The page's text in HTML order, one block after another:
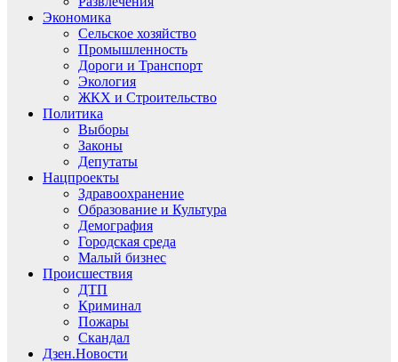
Экономика
Сельское хозяйство
Промышленность
Дороги и Транспорт
Экология
ЖКХ и Строительство
Политика
Выборы
Законы
Депутаты
Нацпроекты
Здравоохранение
Образование и Культура
Демография
Городская среда
Малый бизнес
Происшествия
ДТП
Криминал
Пожары
Скандал
Дзен.Новости